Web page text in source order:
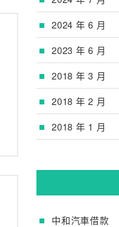
2024 年 6 月
2023 年 6 月
2018 年 3 月
2018 年 2 月
2018 年 1 月
中和汽車借款